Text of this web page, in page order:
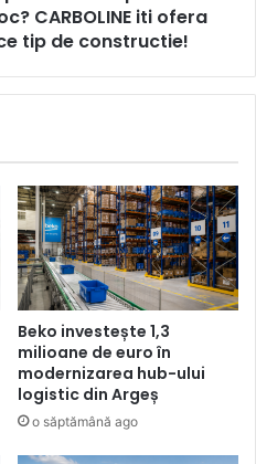
CARBOLINE iti ofera
tip de constructie!
Beko investește 1,3
milioane de euro în
modernizarea hub-ului
logistic din Argeș
o săptămână ago